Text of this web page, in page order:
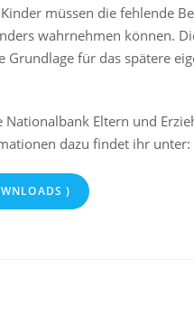
müssen die fehlende
wahrnehmen können.
für das spätere
Nationalbank Eltern und
dazu findet ihr unter:
)